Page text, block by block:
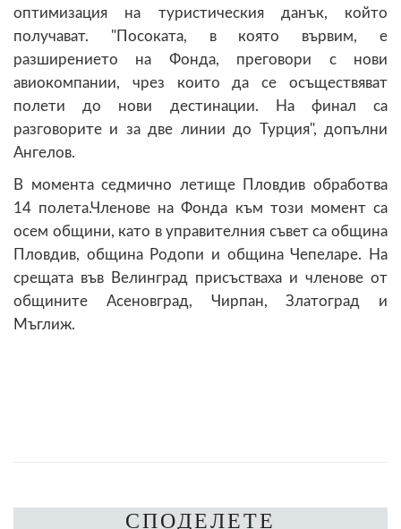
оптимизация на туристическия данък, който
получават. "Посоката, в която вървим, е
разширението на Фонда, преговори с нови
авиокомпании, чрез които да се осъществяват
полети до нови дестинации. На финал са
разговорите и за две линии до Турция", допълни
Ангелов.
В момента седмично летище Пловдив обработва
14 полета.Членове на Фонда към този момент са
осем общини, като в управителния съвет са община
Пловдив, община Родопи и община Чепеларе. На
срещата във Велинград присъстваха и членове от
общините Асеновград, Чирпан, Златоград и
Мъглиж.
СПОДЕЛЕТЕ